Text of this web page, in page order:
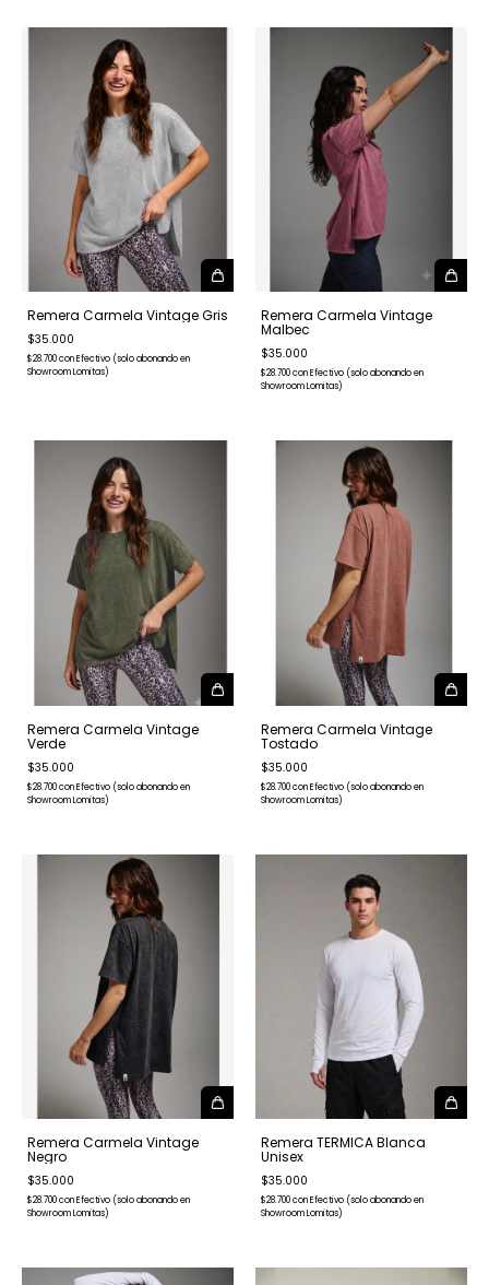
Remera Carmela Vintage Gris
$35.000
$28.700conEfectivo (solo abonando en
Showroom Lomitas)
Remera Carmela Vintage
Malbec
$35.000
$28.700conEfectivo (solo abonando en
Showroom Lomitas)
Remera Carmela Vintage
Verde
$35.000
$28.700conEfectivo (solo abonando en
Showroom Lomitas)
Remera Carmela Vintage
Tostado
$35.000
$28.700conEfectivo (solo abonando en
Showroom Lomitas)
Remera Carmela Vintage
Negro
$35.000
$28.700conEfectivo (solo abonando en
Showroom Lomitas)
Remera TERMICA Blanca
Unisex
$35.000
$28.700conEfectivo (solo abonando en
Showroom Lomitas)